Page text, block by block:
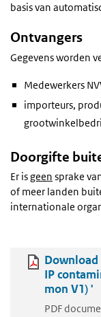
basis van
Ontvangers
Gegevens worden
Medewerkers
importeurs,
Doorgifte
Er isgeen sprake
of meer landen
internationale
Download
IP
mon V1) '
PDF